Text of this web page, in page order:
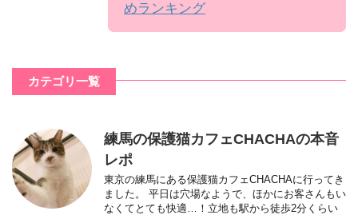
めランキング
カテゴリ一覧
練馬の保護猫カフェCHACHAの本音
レポ
東京の練馬にある保護猫カフェCHACHAに行ってき
ました。 平日は穴場なようで、ほかにお客さんもい
なくてとても快適…！立地も駅から徒歩2分くらい